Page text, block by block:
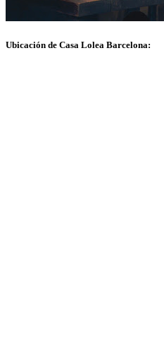
Ubicación de Casa Lolea Barcelona: